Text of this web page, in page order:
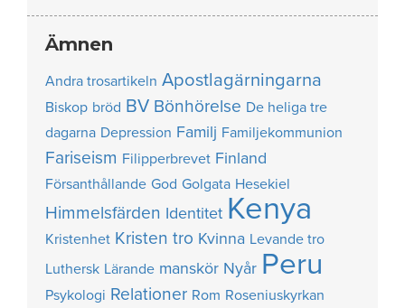
Ämnen
Andra trosartikeln Apostlagärningarna
Biskop bröd BV Bönhörelse De heliga tre
dagarna Depression Familj Familjekommunion
Fariseism Filipperbrevet Finland
Försanthållande God Golgata Hesekiel
Himmelsfärden Identitet Kenya
Kristenhet Kristen tro Kvinna Levande tro
Luthersk Lärande manskör Nyår Peru
Psykologi Relationer Rom Roseniuskyrkan